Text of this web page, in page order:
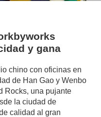
y gana
chino con oficinas en
de Han Gao y Wenbo
Rocks, una pujante
la ciudad de
calidad al gran